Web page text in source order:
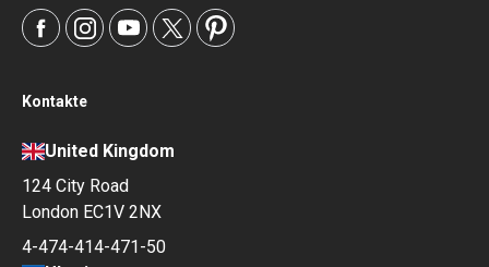
Kontakte
United Kingdom
124 City Road
London EC1V 2NX
4-474-414-471-50